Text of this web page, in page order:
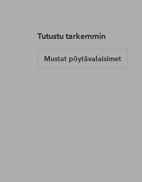
Tutustu tarkemmin
Mustat pöytävalaisimet